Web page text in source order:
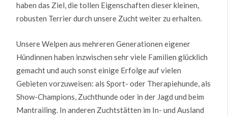
haben das Ziel, die tollen Eigenschaften dieser kleinen,
robusten Terrier durch unsere Zucht weiter zu erhalten.
Unsere Welpen aus mehreren Generationen eigener
Hündinnen haben inzwischen sehr viele Familien glücklich
gemacht und auch sonst einige Erfolge auf vielen
Gebieten vorzuweisen: als Sport- oder Therapiehunde, als
Show-Champions, Zuchthunde oder in der Jagd und beim
Mantrailing. In anderen Zuchtstätten im In- und Ausland